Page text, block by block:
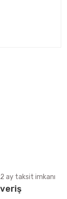
ay taksit imkanı